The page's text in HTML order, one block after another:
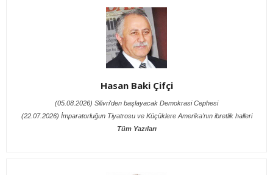
Hasan Baki Çifçi
(05.08.2026) Silivri'den başlayacak Demokrasi Cephesi
(22.07.2026) İmparatorluğun Tiyatrosu ve Küçüklere Amerika’nın ibretlik halleri
Tüm Yazıları